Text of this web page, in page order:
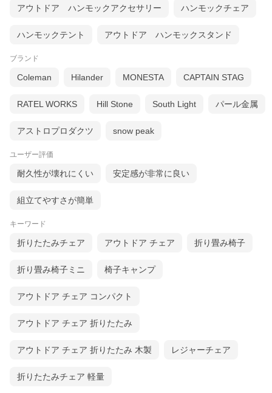
アウトドア ハンモックアクセサリー ハンモックチェア
ハンモックテント アウトドア ハンモックスタンド
ブランド
Coleman Hilander MONESTA CAPTAIN STAG
RATEL WORKS Hill Stone South Light パール金属
アストロプロダクツ snow peak
ユーザー評価
耐久性が壊れにくい 安定感が非常に良い
組立てやすさが簡単
キーワード
折りたたみチェア アウトドア チェア 折り畳み椅子
折り畳み椅子ミニ 椅子キャンプ
アウトドア チェア コンパクト
アウトドア チェア 折りたたみ
アウトドア チェア 折りたたみ 木製 レジャーチェア
折りたたみチェア 軽量